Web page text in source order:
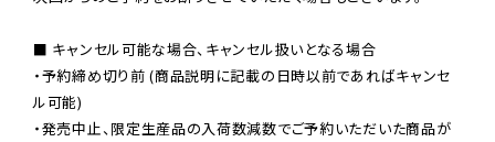
■ キャンセル可能な場合、キャンセル扱いとなる場合
・予約締め切り前 (商品説明に記載の日時以前であればキャンセ
ル可能)
・発売中止、限定生産品の入荷数減数でご予約いただいた商品が